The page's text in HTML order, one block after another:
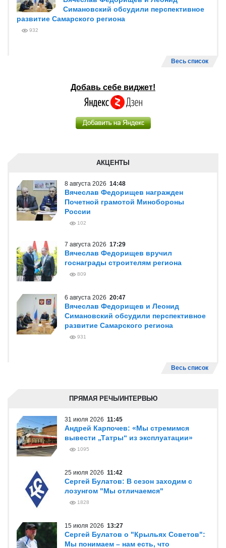
Симановский обсудили перспективное
развитие Самарского региона
932
Весь список
Добавь себе виджет!
АКЦЕНТЫ
8 августа 2026 14:48
Вячеслав Федорищев награжден
Почетной грамотой Минобороны
России
102
7 августа 2026 17:29
Вячеслав Федорищев вручил
госнаграды строителям региона
809
6 августа 2026 20:47
Вячеслав Федорищев и Леонид
Симановский обсудили перспективное
развитие Самарского региона
931
Весь список
ПРЯМАЯ РЕЧЬ/ИНТЕРВЬЮ
31 июля 2026 11:45
Андрей Карпочев: «Мы стремимся
вывести „Татры“ из эксплуатации»
1095
25 июля 2026 11:42
Сергей Булатов: В сезон заходим с
лозунгом "Мы отличаемся"
1828
15 июля 2026 13:27
Сергей Булатов о "Крыльях Советов":
Мы понимаем – нам есть, что